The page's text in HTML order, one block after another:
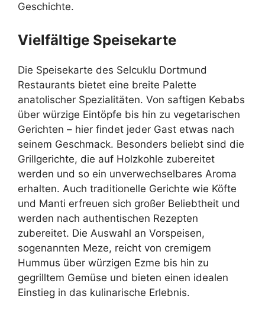
Geschichte.
Vielfältige Speisekarte
Die Speisekarte des Selcuklu Dortmund
Restaurants bietet eine breite Palette
anatolischer Spezialitäten. Von saftigen Kebabs
über würzige Eintöpfe bis hin zu vegetarischen
Gerichten – hier findet jeder Gast etwas nach
seinem Geschmack. Besonders beliebt sind die
Grillgerichte, die auf Holzkohle zubereitet
werden und so ein unverwechselbares Aroma
erhalten. Auch traditionelle Gerichte wie Köfte
und Manti erfreuen sich großer Beliebtheit und
werden nach authentischen Rezepten
zubereitet. Die Auswahl an Vorspeisen,
sogenannten Meze, reicht von cremigem
Hummus über würzigen Ezme bis hin zu
gegrilltem Gemüse und bieten einen idealen
Einstieg in das kulinarische Erlebnis.